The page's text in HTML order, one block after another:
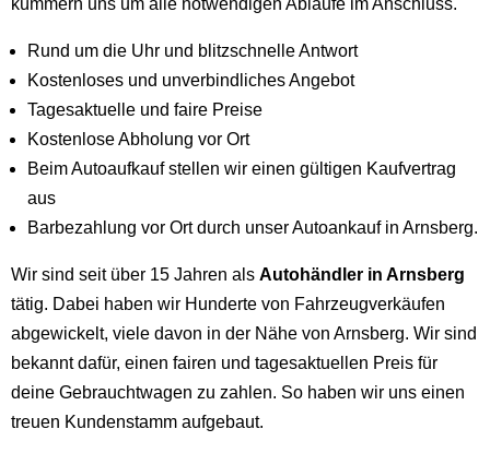
kümmern uns um alle notwendigen Abläufe im Anschluss.
Rund um die Uhr und blitzschnelle Antwort
Kostenloses und unverbindliches Angebot
Tagesaktuelle und faire Preise
Kostenlose Abholung vor Ort
Beim Autoaufkauf stellen wir einen gültigen Kaufvertrag
aus
Barbezahlung vor Ort durch unser Autoankauf in Arnsberg.
Wir sind seit über 15 Jahren als Autohändler in Arnsberg
tätig. Dabei haben wir Hunderte von Fahrzeugverkäufen
abgewickelt, viele davon in der Nähe von Arnsberg. Wir sind
bekannt dafür, einen fairen und tagesaktuellen Preis für
deine Gebrauchtwagen zu zahlen. So haben wir uns einen
treuen Kundenstamm aufgebaut.